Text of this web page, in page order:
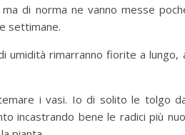
di norma ne vanno messe
settimane.
umidità rimarranno fiorite a
i vasi. Io di solito le tolgo
incastrando bene le radici più